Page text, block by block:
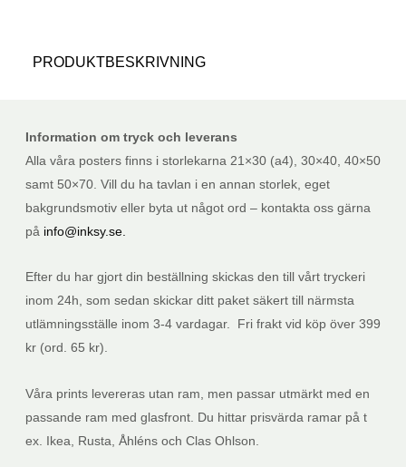
PRODUKTBESKRIVNING
Information om tryck och leverans
Alla våra posters finns i storlekarna 21×30 (a4), 30×40, 40×50
samt 50×70. Vill du ha tavlan i en annan storlek, eget
bakgrundsmotiv eller byta ut något ord – kontakta oss gärna
på info@inksy.se.
Efter du har gjort din beställning skickas den till vårt tryckeri
inom 24h, som sedan skickar ditt paket säkert till närmsta
utlämningsställe inom 3-4 vardagar. Fri frakt vid köp över 399
kr (ord. 65 kr).
Våra prints levereras utan ram, men passar utmärkt med en
passande ram med glasfront. Du hittar prisvärda ramar på t
ex. Ikea, Rusta, Åhléns och Clas Ohlson.